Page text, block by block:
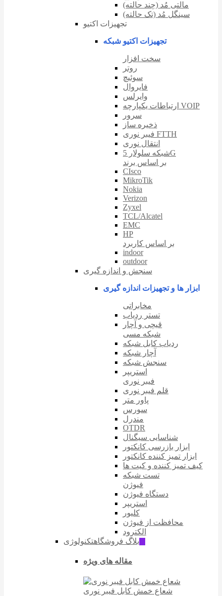
مالتی مُد (چند حالته)
سینگل مُد (تک حالته)
تجهیزات اکتیو
تجهیزات اکتیو شبکه
سخت افزار
روتر
سوئیچ
فایروال
وایرلس
ارتباطات یکپارچه VOIP
سرور
ذخیره ساز
فیبر نوری FTTH
انتقال نوری
شبکه سلولار 5G
بر اساس برند
CIsco
MikroTik
Nokia
Verizon
Zyxel
TCL/Alcatel
EMC
HP
بر اساس کاربرد
indoor
outdoor
سنجش و اندازه گیری
ابزار ها و تجهیزات اندازه گیری
مخابراتی
تستر ردیاب
قیچی و آچار
شبکه مسی
ردیاب کابل شبکه
آچار شبکه
سنجش شبکه
استریپر
فیبر نوری
قلم فیبر نوری
پاور متر
سورس
مندرل
OTDR
شناسایی سیگنال
ابزار بازرسی کانکتور
ابزار تمیز کننده کانکتور
کیف تمیز کننده و کیت ها
تست شبکه
فیوژن
دستگاه فیوژن
استریپر
کلیور
محافظت از فیوژن
الکترود
بلاگ فروشگاهتکنولوژی
مقاله های ویژه
شعاع خمش کابل فیبر نوری